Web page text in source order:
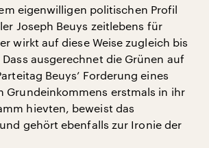
eigenwilligen politischen Profil
Joseph Beuys zeitlebens für
wirkt auf diese Weise zugleich bis
ausgerechnet die Grünen auf
Beuys’ Forderung eines
Grundeinkommens erstmals in ihr
hievten, beweist das
gehört ebenfalls zur Ironie der